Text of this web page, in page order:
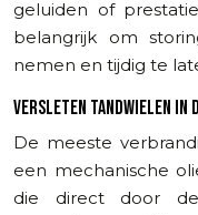
geluiden of
belangrijk om
nemen en tijdig te
VERSLETEN TANDWIELEN IN
De meeste
een mechanische
die direct door